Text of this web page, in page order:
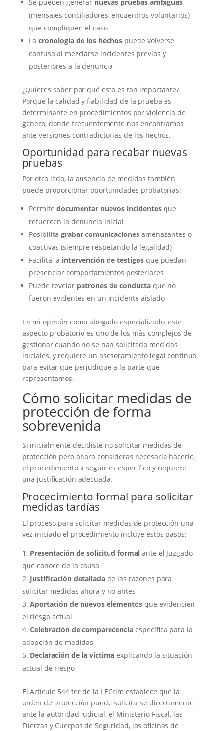
Se pueden generar nuevas pruebas ambiguas
(mensajes conciliadores, encuentros voluntarios)
que compliquen el caso
La cronología de los hechospuede volverse
confusa al mezclarse incidentes previos y
posteriores a la denuncia
¿Quieres saber por qué esto es tan importante?
Porque la calidad y fiabilidad de la prueba es
determinante en procedimientos por violencia de
género, donde frecuentemente nos encontramos
ante versiones contradictorias de los hechos.
Oportunidad para recabar nuevas
pruebas
Por otro lado, la ausencia de medidas también
puede proporcionar oportunidades probatorias:
Permite documentar nuevos incidentesque
refuercen la denuncia inicial
Posibilita grabar comunicacionesamenazantes o
coactivas (siempre respetando la legalidad)
Facilita la intervención de testigosque puedan
presenciar comportamientos posteriores
Puede revelar patrones de conductaque no
fueron evidentes en un incidente aislado
En mi opinión como abogado especializado, este
aspecto probatorio es uno de los más complejos de
gestionar cuando no se han solicitado medidas
iniciales, y requiere un asesoramiento legal continuo
para evitar que perjudique a la parte que
representamos.
Cómo solicitar medidas de
protección de forma
sobrevenida
Si inicialmente decidiste no solicitar medidas de
protección pero ahora consideras necesario hacerlo,
el procedimiento a seguir es específico y requiere
una justificación adecuada.
Procedimiento formal para solicitar
medidas tardías
El proceso para solicitar medidas de protección una
vez iniciado el procedimiento incluye estos pasos:
Presentación de solicitud formalante el Juzgado
que conoce de la causa
Justificación detalladade las razones para
solicitar medidas ahora y no antes
Aportación de nuevos elementosque evidencien
el riesgo actual
Celebración de comparecenciaespecífica para la
adopción de medidas
Declaración de la víctimaexplicando la situación
actual de riesgo
El Artículo 544 ter de la LECrim establece que la
orden de protección puede solicitarse directamente
ante la autoridad judicial, el Ministerio Fiscal, las
Fuerzas y Cuerpos de Seguridad, las oficinas de